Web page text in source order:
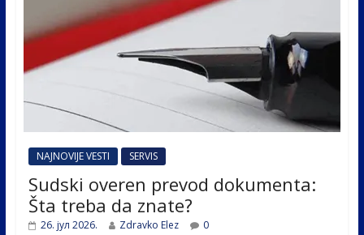
NAJNOVIJE VESTI SERVIS
Sudski overen prevod dokumenta:
Šta treba da znate?
26. јул 2026. Zdravko Elez 0